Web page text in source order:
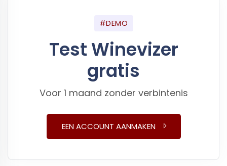
#DEMO
Test Winevizer
gratis
Voor 1 maand zonder verbintenis
EEN ACCOUNT AANMAKEN